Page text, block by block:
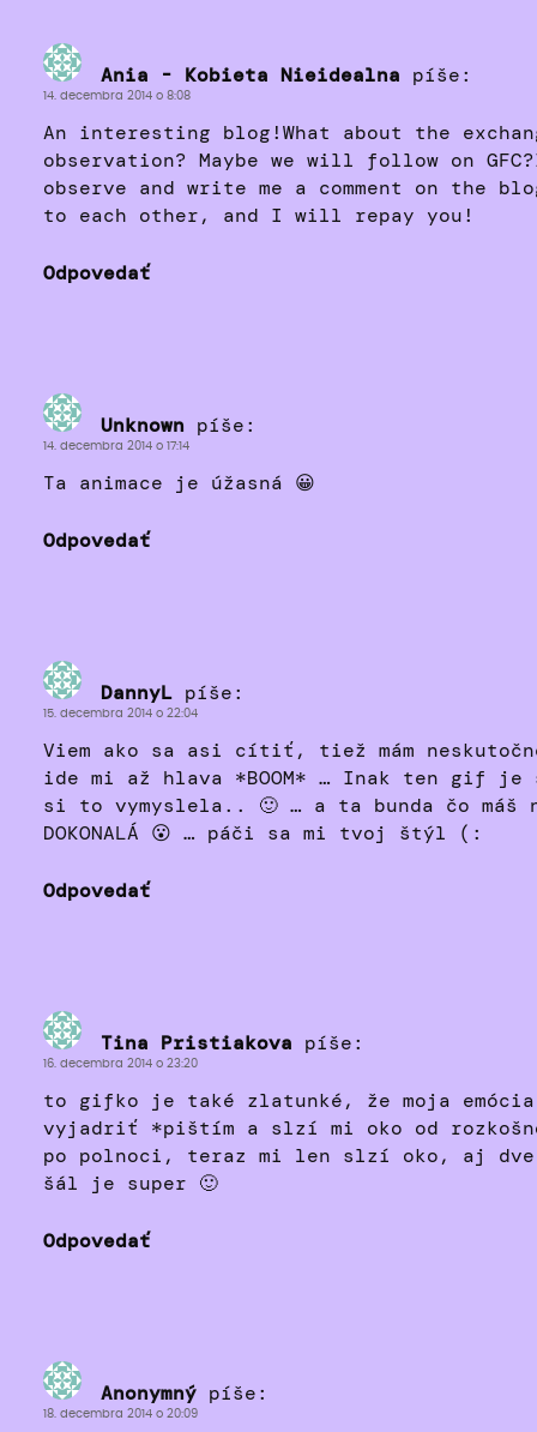
Ania - Kobieta Nieidealna píše:
14. decembra 2014 o 8:08
An interesting blog!What about the
observation? Maybe we will follow on
observe and write me a comment on the
to each other, and I will repay you!
Odpovedať
Unknown píše:
14. decembra 2014 o 17:14
Ta animace je úžasná 😀
Odpovedať
DannyL píše:
15. decembra 2014 o 22:04
Viem ako sa asi cítiť, tiež mám
ide mi až hlava *BOOM* … Inak ten gif je
si to vymyslela.. 🙂 … a ta bunda čo máš
DOKONALÁ 😮 … páči sa mi tvoj štýl (:
Odpovedať
Tina Pristiakova píše:
16. decembra 2014 o 23:20
to gifko je také zlatunké, že moja
vyjadriť *pištím a slzí mi oko od
po polnoci, teraz mi len slzí oko, aj
šál je super 🙂
Odpovedať
Anonymný píše:
18. decembra 2014 o 20:09